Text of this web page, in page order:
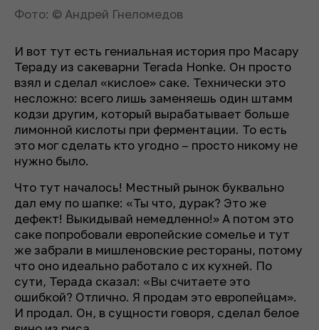
Фото: © Андрей Гнеломедов
И вот тут есть гениальная история про Масару
Тераду из сакеварни Terada Honke. Он просто
взял и сделал «кислое» саке. Технически это
несложно: всего лишь заменяешь один штамм
кодзи другим, который вырабатывает больше
лимонной кислоты при ферментации. То есть
это мог сделать кто угодно – просто никому не
нужно было.
Что тут началось! Местный рынок буквально
дал ему по шапке: «Ты что, дурак? Это же
дефект! Выкидывай немедленно!» А потом это
саке попробовали европейские сомелье и тут
же забрали в мишленовские рестораны, потому
что оно идеально работало с их кухней. По
сути, Терада сказал: «Вы считаете это
ошибкой? Отлично. Я продам это европейцам».
И продал. Он, в сущности говоря, сделал белое